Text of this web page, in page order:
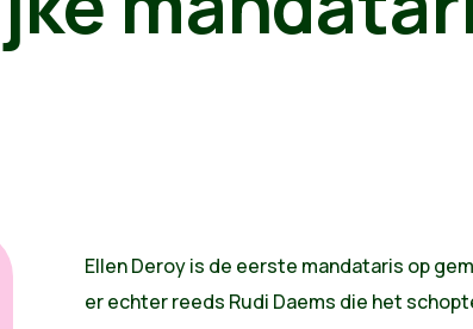
Ellen Deroy is de eerste mandataris op
er echter reeds Rudi Daems die het